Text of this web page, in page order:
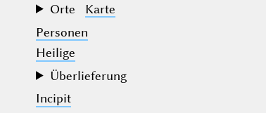
Orte
Karte
Personen
Heilige
Überlieferung
Incipit